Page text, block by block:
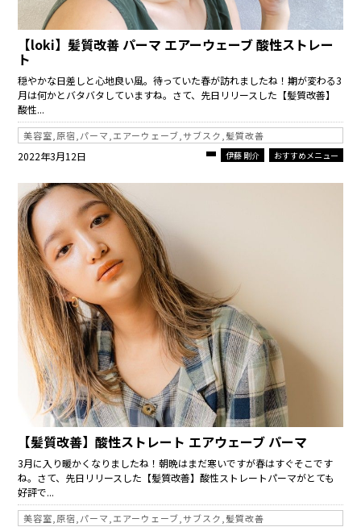
【loki】髪質改善 パーマ エアーウェーブ 酸性ストレー
ト
穏やかな日差しと心地良い風。待っていた春が訪れましたね！期が変わる3
月は何かとバタバタしていますね。さて、先日リリースした【髪質改善】
酸性...
美容室,原宿,パーマ,エアーウェーブ,サブスク,髪質改善
2022年3月12日 おすすめメニュー
伊藤 剛介
【髪質改善】酸性ストレート エアウェーブ パーマ
3月に入り暖かくなりましたね！朝晩はまだ寒いですが春はすぐそこです
ね。さて、先日リリースした【髪質改善】酸性ストレートパーマがとても
好評で...
美容室,原宿,パーマ,エアーウェーブ,サブスク,髪質改善